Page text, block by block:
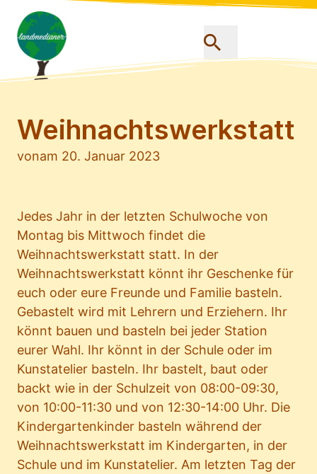
Weihnachtswerkstatt
vonam 20. Januar 2023
Jedes Jahr in der letzten Schulwoche von
Montag bis Mittwoch findet die
Weihnachtswerkstatt statt. In der
Weihnachtswerkstatt könnt ihr Geschenke für
euch oder eure Freunde und Familie basteln.
Gebastelt wird mit Lehrern und Erziehern. Ihr
könnt bauen und basteln bei jeder Station
eurer Wahl. Ihr könnt in der Schule oder im
Kunstatelier basteln. Ihr bastelt, baut oder
backt wie in der Schulzeit von 08:00-09:30,
von 10:00-11:30 und von 12:30-14:00 Uhr. Die
Kindergartenkinder basteln während der
Weihnachtswerkstatt im Kindergarten, in der
Schule und im Kunstatelier. Am letzten Tag der